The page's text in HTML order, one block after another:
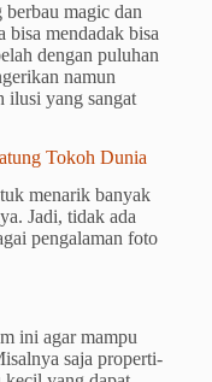
berbau magic dan
mendadak bisa
dengan puluhan
namun
ilusi yang sangat
Tokoh Dunia
menarik banyak
Jadi, tidak ada
pengalaman foto
ini agar mampu
saja properti-